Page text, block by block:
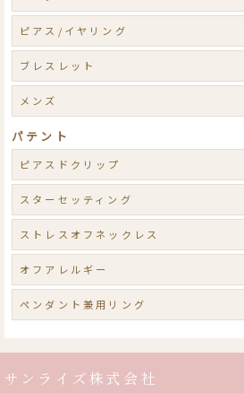
ピアス/イヤリング
ブレスレット
メンズ
パテント
ピアスドクリップ
スターセッティング
ストレスオフネックレス
オフアレルギー
ペンダント兼用リング
サンライズ株式会社